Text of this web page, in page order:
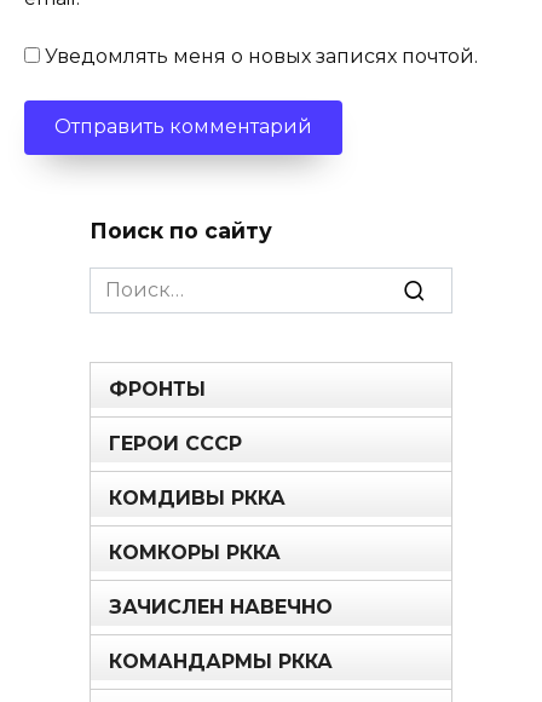
Уведомлять меня о новых записях почтой.
Поиск по сайту
Search
for:
ФРОНТЫ
ГЕРОИ СССР
КОМДИВЫ РККА
КОМКОРЫ РККА
ЗАЧИСЛЕН НАВЕЧНО
КОМАНДАРМЫ РККА